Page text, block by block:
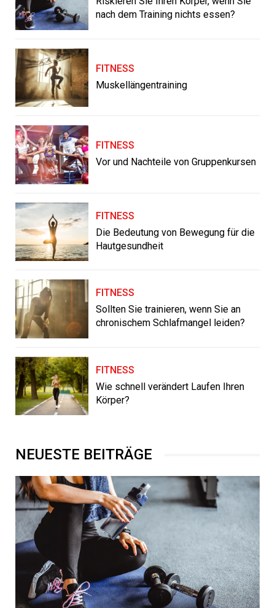
nach dem Training nichts essen?
FITNESS
Muskellängentraining
FITNESS
Vor und Nachteile von Gruppenkursen
FITNESS
Die Bedeutung von Bewegung für die
Hautgesundheit
FITNESS
Sollten Sie trainieren, wenn Sie an
chronischem Schlafmangel leiden?
FITNESS
Wie schnell verändert Laufen Ihren
Körper?
NEUESTE BEITRÄGE